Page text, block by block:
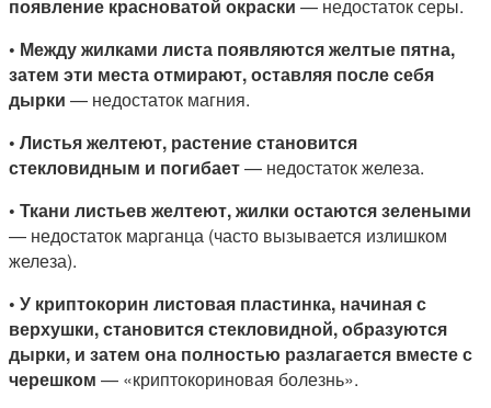
появление красноватой окраски — недостаток серы.
• Между жилками листа появляются желтые пятна,
затем эти места отмирают, оставляя после себя
дырки — недостаток магния.
• Листья желтеют, растение становится
стекловидным и погибает— недостаток железа.
• Ткани листьев желтеют, жилки остаются зелеными
— недостаток марганца (часто вызывается излишком
железа).
• У криптокорин листовая пластинка, начиная с
верхушки, становится стекловидной, образуются
дырки, и затем она полностью разлагается вместе с
черешком — «криптокориновая болезнь».